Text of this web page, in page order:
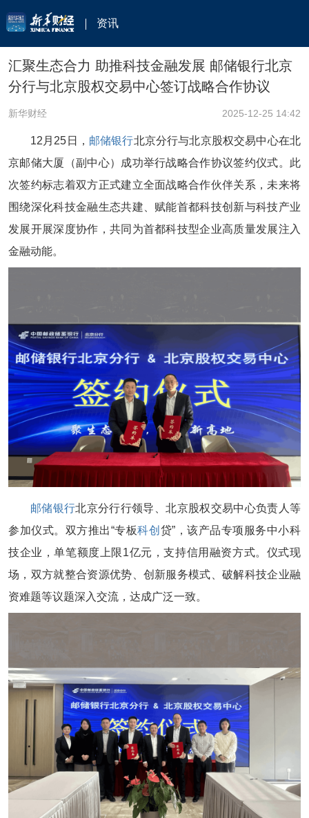
资讯
汇聚生态合力 助推科技金融发展 邮储银行北京
分行与北京股权交易中心签订战略合作协议
新华财经 2025-12-25 14:42
12月25日， 邮储银行北京分行与北京股权交易中心在北
京邮储大厦（副中心）成功举行战略合作协议签约仪式。此
次签约标志着双方正式建立全面战略合作伙伴关系，未来将
围绕深化科技金融生态共建、赋能首都科技创新与科技产业
发展开展深度协作，共同为首都科技型企业高质量发展注入
金融动能。
邮储银行北京分行行领导、北京股权交易中心负责人等
参加仪式。双方推出“专板科创 贷”，该产品专项服务中小科
技企业，单笔额度上限1亿元，支持信用融资方式。仪式现
场，双方就整合资源优势、创新服务模式、破解科技企业融
资难题等议题深入交流，达成广泛一致。